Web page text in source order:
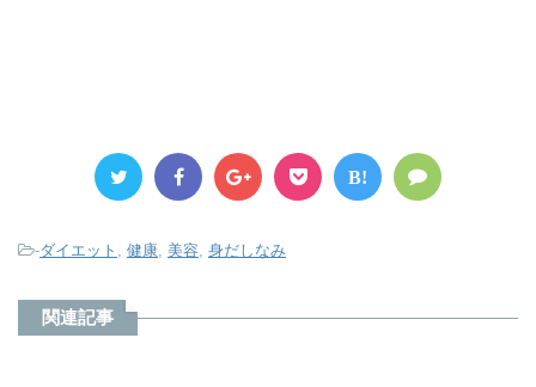
B!
-ダイエット , 健康, 美容, 身だしなみ
関連記事